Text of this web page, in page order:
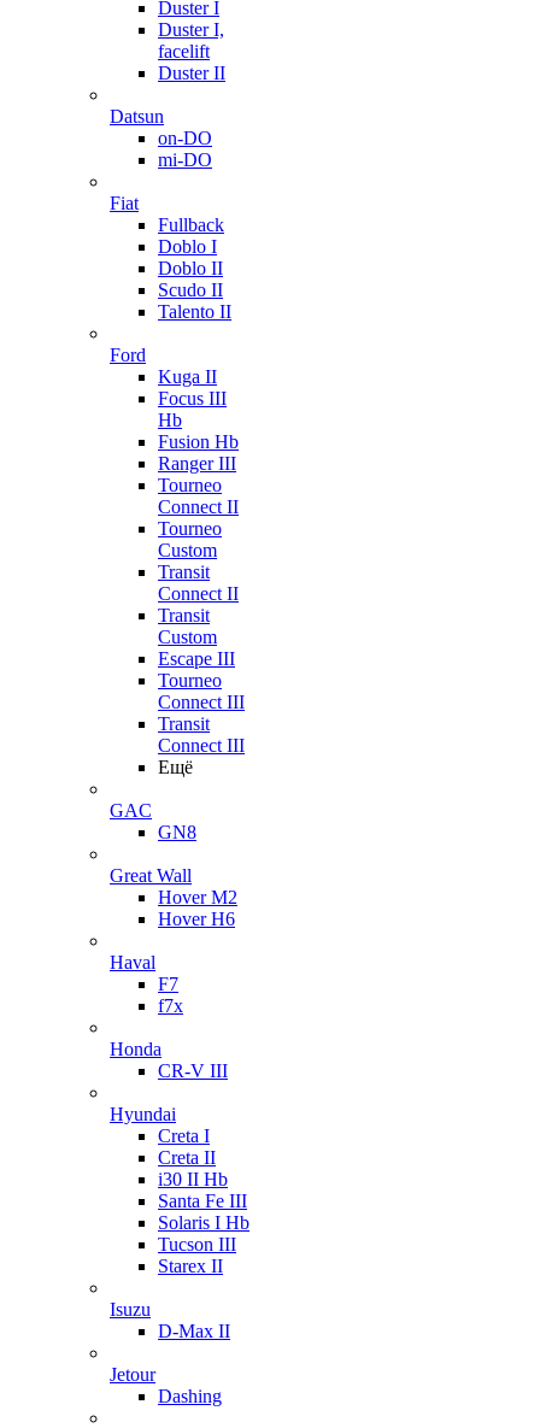
Duster I
Duster I,
facelift
Duster II
Datsun
on-DO
mi-DO
Fiat
Fullback
Doblo I
Doblo II
Scudo II
Talento II
Ford
Kuga II
Focus III
Hb
Fusion Hb
Ranger III
Tourneo
Connect II
Tourneo
Custom
Transit
Connect II
Transit
Custom
Escape III
Tourneo
Connect III
Transit
Connect III
Ещё
GAC
GN8
Great Wall
Hover M2
Hover H6
Haval
F7
f7x
Honda
CR-V III
Hyundai
Creta I
Creta II
i30 II Hb
Santa Fe III
Solaris I Hb
Tucson III
Starex II
Isuzu
D-Max II
Jetour
Dashing